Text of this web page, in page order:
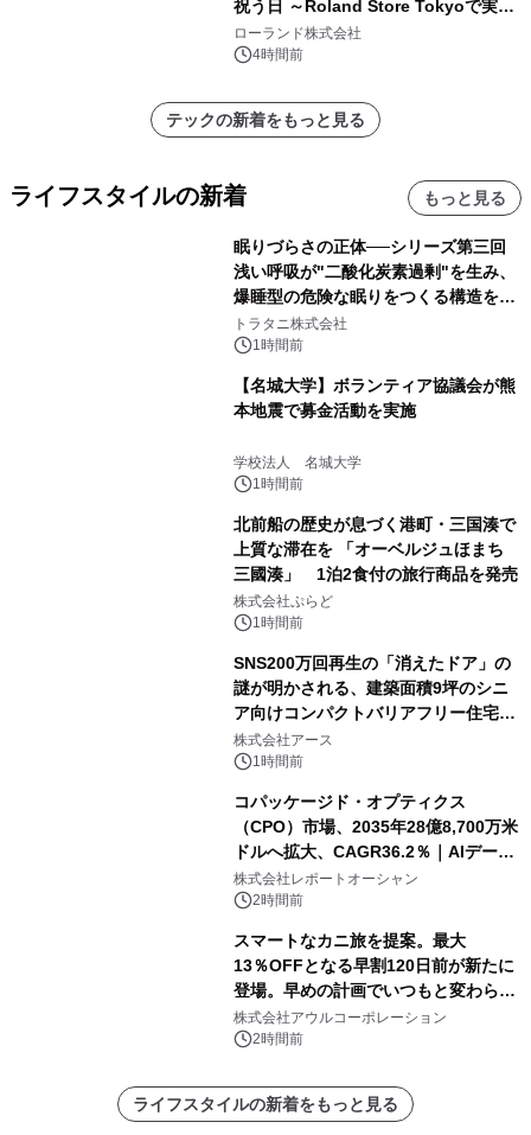
祝う日 ～Roland Store Tokyoで実機
を展示しての 記念キャンペーンを開
催 英国ラジオ「NTS」の 特別プログ
アーティストを フィーチャーしたアニ
メーションを公開～
ローランド株式会社
4時間前
テックの新着をもっと見る
ライフスタイルの新着 もっと見る
眠りづらさの正体──シリーズ第三回
浅い呼吸が"二酸化炭素過剰"を生み、
爆睡型の危険な眠りをつくる構造を解
説
トラタニ株式会社
1時間前
【名城大学】ボランティア協議会が熊
本地震で募金活動を実施
学校法人 名城大学
1時間前
北前船の歴史が息づく港町・三国湊で
上質な滞在を 「オーベルジュほまち
三國湊」 1泊2食付の旅行商品を発売
株式会社ぷらど
1時間前
SNS200万回再生の「消えたドア」の
謎が明かされる、建築面積9坪のシニ
ア向けコンパクトバリアフリー住宅が
誕生
株式会社アース
1時間前
コパッケージド・オプティクス
（CPO）市場、2035年28億8,700万米
ドルへ拡大、CAGR36.2％｜AIデータ
センター・高速光通信需要が成長を加
速
株式会社レポートオーシャン
2時間前
スマートなカニ旅を提案。最大
13％OFFとなる早割120日前が新たに
登場。早めの計画でいつもと変わらぬ
大人の冬旅を。ー夕日ヶ浦温泉「佳松
苑 別邸ふうか」ー
株式会社アウルコーポレーション
2時間前
ライフスタイルの新着をもっと見る